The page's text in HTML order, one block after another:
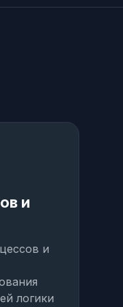
и
и
логики